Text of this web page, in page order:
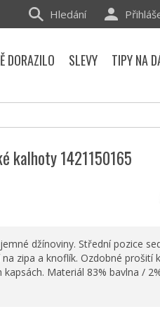
kalhoty 1421150165
džínoviny. Střední pozice
zipa a knoflík. Ozdobné prošití
kapsách. Materiál 83% bavlna /
Hledání
DORAZILO SLEVY TIPY NA